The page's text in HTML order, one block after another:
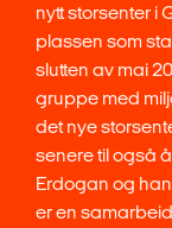
nytt storsenter i
plassen som
slutten av mai
gruppe med
det nye
senere til også
Erdogan og
er en